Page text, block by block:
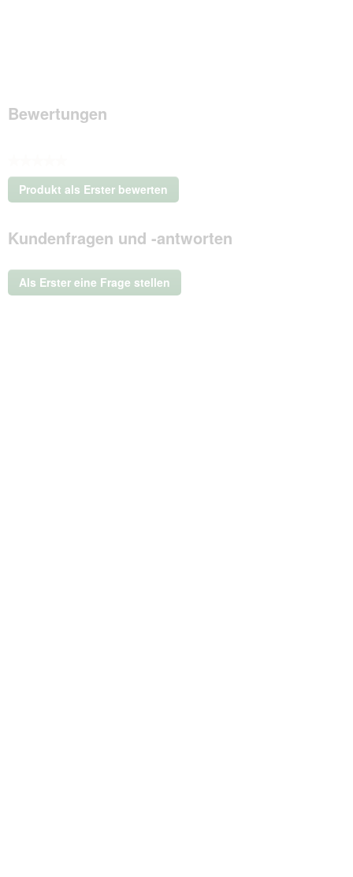
Bewertungen
Kein
Beurteilungswert
Produkt als Erster bewerten
.
dieser
Aktion
ein
modales
Kundenfragen und -antworten
Als Erster eine Frage stellen